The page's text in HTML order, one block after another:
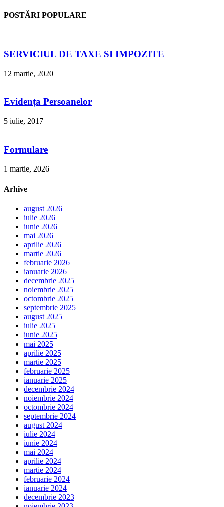
POSTĂRI POPULARE
SERVICIUL DE TAXE SI IMPOZITE
12 martie, 2020
Evidența Persoanelor
5 iulie, 2017
Formulare
1 martie, 2026
Arhive
august 2026
iulie 2026
iunie 2026
mai 2026
aprilie 2026
martie 2026
februarie 2026
ianuarie 2026
decembrie 2025
noiembrie 2025
octombrie 2025
septembrie 2025
august 2025
iulie 2025
iunie 2025
mai 2025
aprilie 2025
martie 2025
februarie 2025
ianuarie 2025
decembrie 2024
noiembrie 2024
octombrie 2024
septembrie 2024
august 2024
iulie 2024
iunie 2024
mai 2024
aprilie 2024
martie 2024
februarie 2024
ianuarie 2024
decembrie 2023